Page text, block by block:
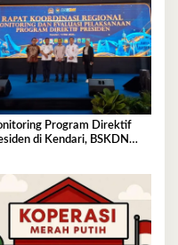
Program Direktif
di Kendari, BSKDN